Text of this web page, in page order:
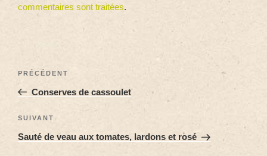
commentaires sont traitées.
PRÉCÉDENT
Conserves de cassoulet
SUIVANT
Sauté de veau aux tomates, lardons et rosé